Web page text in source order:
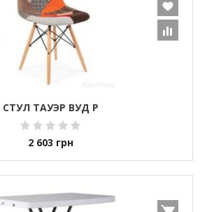
СТУЛ ТАУЭР ВУД Р
2 603 грн